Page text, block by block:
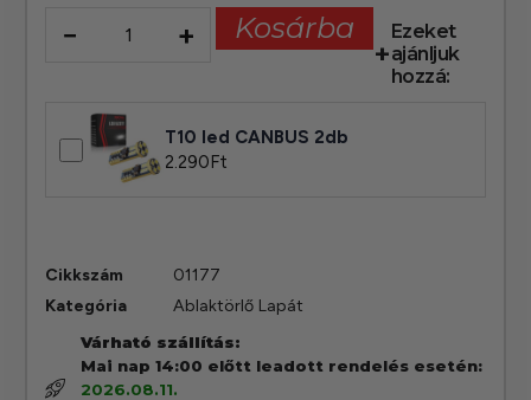
− + Kosárba
Ezeket
ajánljuk
hozzá:
T10 led CANBUS 2db
2.290Ft
Cikkszám
01177
Kategória
Ablaktörlő Lapát
Várható szállítás:
Mai nap 14:00 előtt leadott rendelés esetén:
2026.08.11.